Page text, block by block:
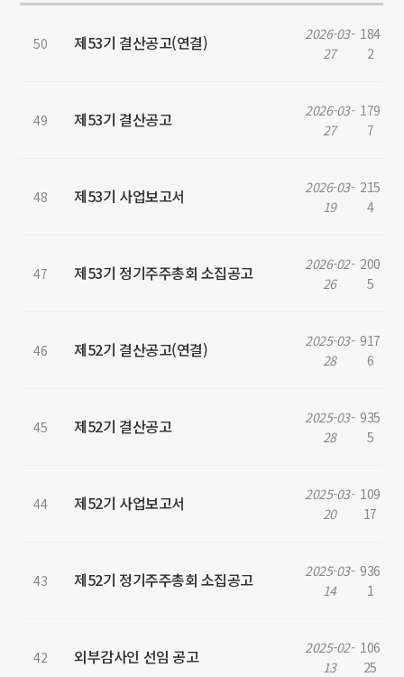
50 제53기 결산공고(연결)
2026-03-
27
184
2
49 제53기 결산공고
2026-03-
27
179
7
48 제53기 사업보고서
2026-03-
19
215
4
47 제53기 정기주주총회 소집공고
2026-02-
26
200
5
46 제52기 결산공고(연결)
2025-03-
28
917
6
45 제52기 결산공고
2025-03-
28
935
5
44 제52기 사업보고서
2025-03-
20
109
17
43 제52기 정기주주총회 소집공고
2025-03-
14
936
1
42 외부감사인 선임 공고
2025-02-
13
106
25